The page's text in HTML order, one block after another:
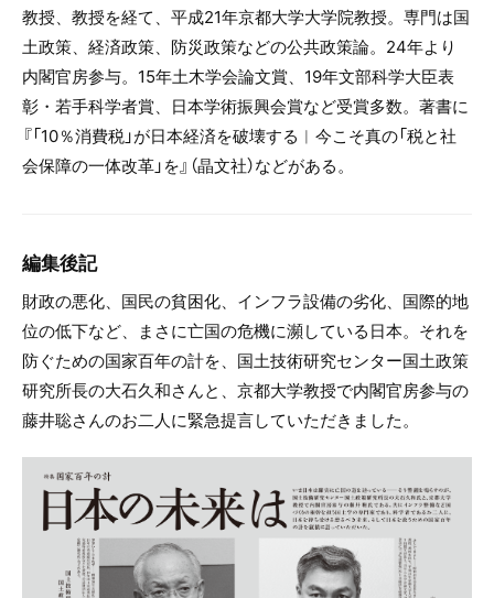
教授、教授を経て、平成21年京都大学大学院教授。専門は国
土政策、経済政策、防災政策などの公共政策論。24年より
内閣官房参与。15年土木学会論文賞、19年文部科学大臣表
彰・若手科学者賞、日本学術振興会賞など受賞多数。著書に
『「10％消費税」が日本経済を破壊する︱今こそ真の「税と社
会保障の一体改革」を』（晶文社）などがある。
編集後記
財政の悪化、国民の貧困化、インフラ設備の劣化、国際的地
位の低下など、まさに亡国の危機に瀕している日本。それを
防ぐための国家百年の計を、国土技術研究センター国土政策
研究所長の大石久和さんと、京都大学教授で内閣官房参与の
藤井聡さんのお二人に緊急提言していただきました。